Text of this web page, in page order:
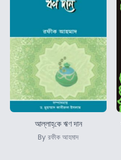
আল্লাহ্‌কে ঋণ দান
By রফীক আহমাদ